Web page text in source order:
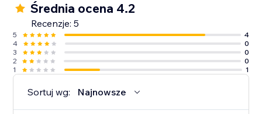
Średnia ocena 4.2
Recenzje: 5
5
4
4
0
3
0
2
0
1
1
Sortuj wg: Najnowsze